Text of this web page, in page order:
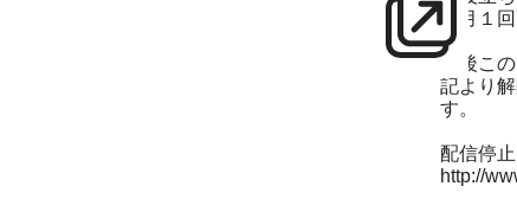
毎月１
今後こ
記より
す。
配信停
http://